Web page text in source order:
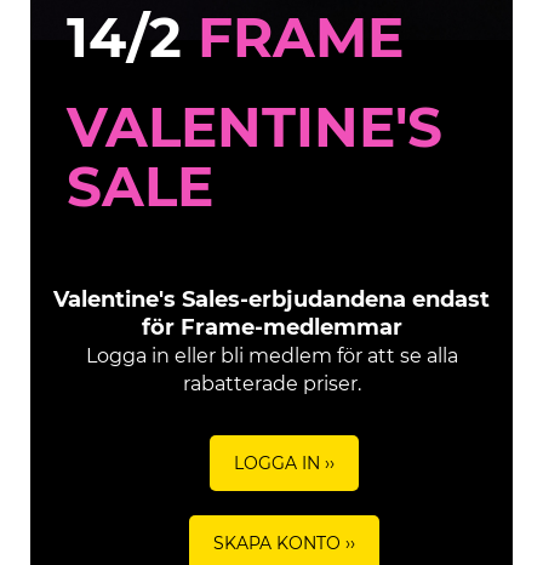
14/2 FRAME
VALENTINE'S
SALE
Valentine's Sales-erbjudandena endast
för Frame-medlemmar
Logga in eller bli medlem för att se alla
rabatterade priser.
LOGGA IN ››
SKAPA KONTO ››